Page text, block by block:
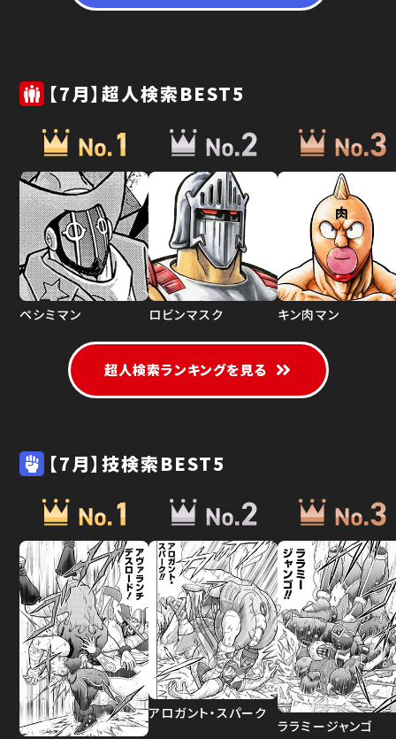
【7月】超人検索BEST5
ペシミマン ロビンマスク キン肉マン
超人検索ランキングを見る
【7月】技検索BEST5
アロガント・スパーク
ララミージャンゴ